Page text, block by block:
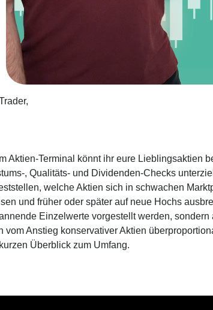
Aktien-Terminal könnt ihr eure Lieblingsaktien
, Qualitäts- und Dividenden-Checks
welche Aktien sich in schwachen
und früher oder später auf neue Hochs
Einzelwerte vorgestellt werden,
vom Anstieg konservativer Aktien
Überblick zum Umfang.